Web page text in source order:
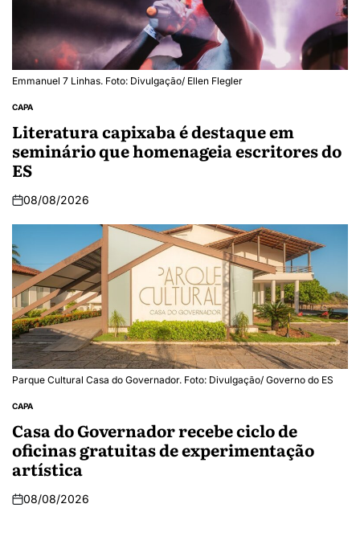
Emmanuel 7 Linhas. Foto: Divulgação/ Ellen Flegler
CAPA
Literatura capixaba é destaque em
seminário que homenageia escritores do
ES
08/08/2026
Parque Cultural Casa do Governador. Foto: Divulgação/ Governo do ES
CAPA
Casa do Governador recebe ciclo de
oficinas gratuitas de experimentação
artística
08/08/2026